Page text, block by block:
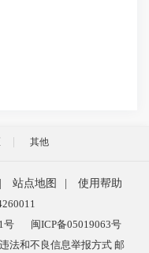
其他
站点地图
使用帮助
号
闽ICP备05019063号
法和不良信息举报方式 邮